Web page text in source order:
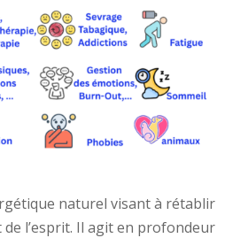
naturel visant à rétablir
de l’esprit. Il agit en profondeur